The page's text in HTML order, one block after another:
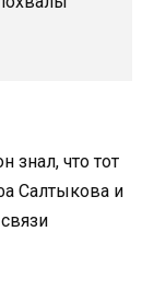
знал, что тот
Салтыкова и